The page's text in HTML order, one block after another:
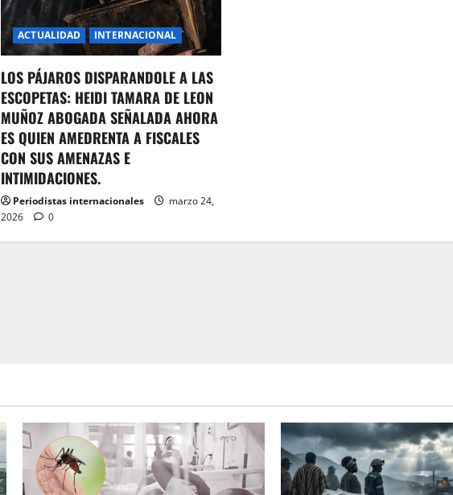
ACTUALIDAD INTERNACIONAL
LOS PÁJAROS DISPARANDOLE A LAS
ESCOPETAS: HEIDI TAMARA DE LEON
MUÑOZ ABOGADA SEÑALADA AHORA
ES QUIEN AMEDRENTA A FISCALES
CON SUS AMENAZAS E
INTIMIDACIONES.
Periodistas internacionales
marzo 24,
2026
0